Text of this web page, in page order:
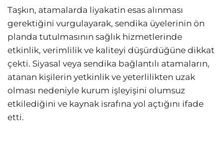
Taşkın, atamalarda liyakatin esas alınması
gerektiğini vurgulayarak, sendika üyelerinin ön
planda tutulmasının sağlık hizmetlerinde
etkinlik, verimlilik ve kaliteyi düşürdüğüne dikkat
çekti. Siyasal veya sendika bağlantılı atamaların,
atanan kişilerin yetkinlik ve yeterlilikten uzak
olması nedeniyle kurum işleyişini olumsuz
etkilediğini ve kaynak israfına yol açtığını ifade
etti.